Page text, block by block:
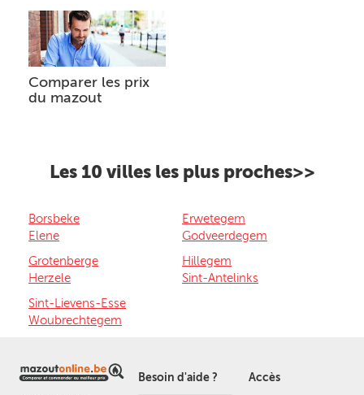
Comparer les prix
du mazout
Les 10 villes les plus proches>>
Borsbeke
Elene
Erwetegem
Godveerdegem
Grotenberge
Herzele
Hillegem
Sint-Antelinks
Sint-Lievens-Esse
Woubrechtegem
Besoin d'aide ? Accès